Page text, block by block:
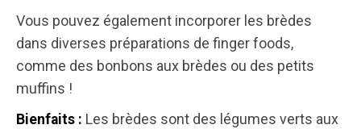
Vous pouvez également incorporer les brèdes
dans diverses préparations de finger foods,
comme des bonbons aux brèdes ou des petits
muffins !
Bienfaits : Les brèdes sont des légumes verts aux